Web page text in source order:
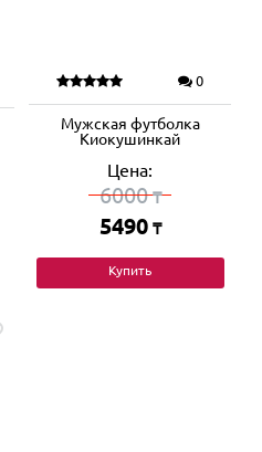
0
Мужская футболка
Киокушинкай
Цена:
6000₸
5490 ₸
Купить